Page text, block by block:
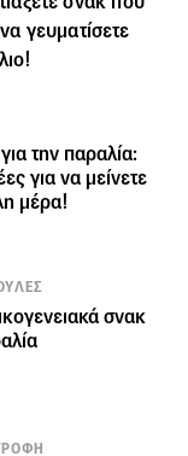
γευματίσετε
την παραλία:
για να μείνετε
μέρα!
σνακ